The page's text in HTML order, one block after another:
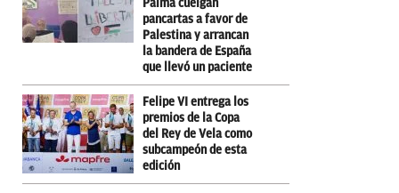
Palma cuelgan
pancartas a favor de
Palestina y arrancan
la bandera de España
que llevó un paciente
Felipe VI entrega los
premios de la Copa
del Rey de Vela como
subcampeón de esta
edición